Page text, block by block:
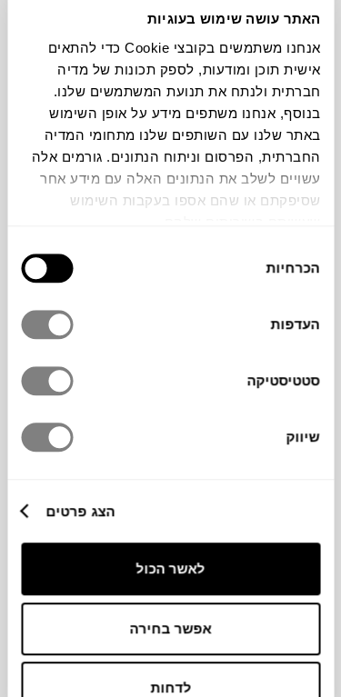
האתר עושה שימוש בעוגיות
אנחנו משתמשים בקובצי Cookie כדי להתאים
אישית תוכן ומודעות, לספק תכונות של מדיה
חברתית ולנתח את תנועת המשתמשים שלנו.
בנוסף, אנחנו משתפים מידע על אופן השימוש
באתר שלנו עם השותפים שלנו מתחומי המדיה
החברתית, הפרסום וניתוח הנתונים. גורמים אלה
עשויים לשלב את הנתונים האלה עם מידע אחר
שסיפקתם או שהם אספו בעקבות השימוש
הסכמה
הכרחיות
העדפות
סטטיסטיקה
שיווק
הצג פרטים
לאשר הכול
אפשר בחירה
לדחות
להדמיית AI Design
צבעים
הכורסה BRUT למותג האיטלקי Magis, עוצבה
העתיקות לשימוש במתכת. הכורסה היא שילוב
של טכניקה מסורתית ועיצוב עכשיווי היוצר
מותג
מעצב
מידע על חומרים
פרטים נוספים